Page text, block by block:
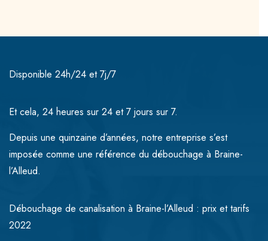
Disponible 24h/24 et 7j/7
Et cela, 24 heures sur 24 et 7 jours sur 7.
Depuis une quinzaine d’années, notre entreprise s’est
imposée comme une référence du débouchage à Braine-
l’Alleud.
Débouchage de canalisation à Braine-l’Alleud : prix et tarifs
2022